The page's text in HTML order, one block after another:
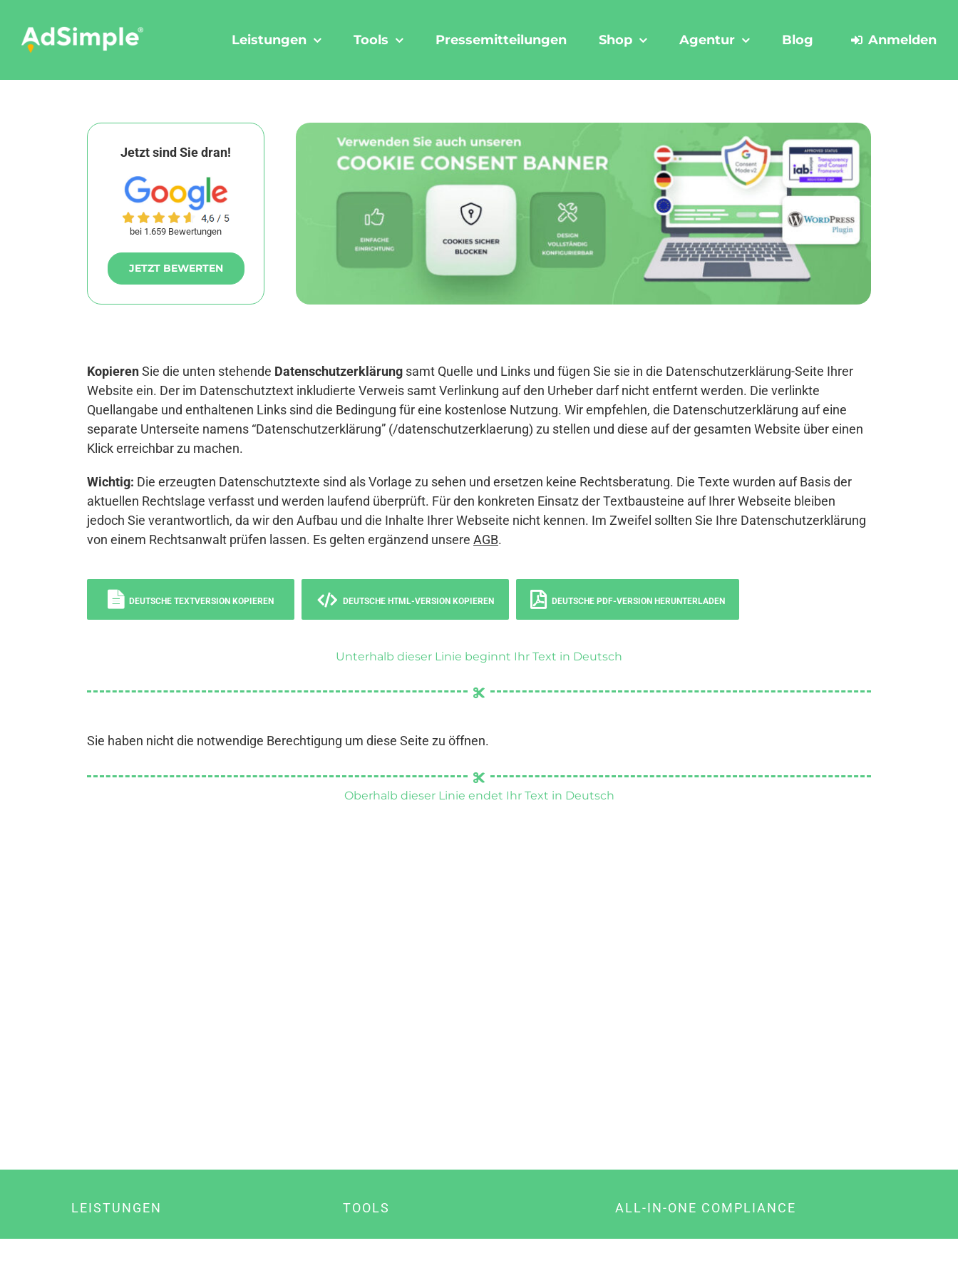
content
Leistungen Tools Pressemitteilungen Shop Agentur Blog Anmelden
Jetzt sind Sie dran!
bei 1.659 Bewertungen
JETZT BEWERTEN
KopierenSie die unten stehende Datenschutzerklärung samt Quelle und Links und fügen Sie sie in die Datenschutzerklärung-Seite Ihrer
Website ein. Der im Datenschutztext inkludierte Verweis samt Verlinkung auf den Urheber darf nicht entfernt werden. Die verlinkte
Quellangabe und enthaltenen Links sind die Bedingung für eine kostenlose Nutzung. Wir empfehlen, die Datenschutzerklärung auf eine
separate Unterseite namens “Datenschutzerklärung” (/datenschutzerklaerung) zu stellen und diese auf der gesamten Website über einen
Klick erreichbar zu machen.
Wichtig: Die erzeugten Datenschutztexte sind als Vorlage zu sehen und ersetzen keine Rechtsberatung. Die Texte wurden auf Basis der
aktuellen Rechtslage verfasst und werden laufend überprüft. Für den konkreten Einsatz der Textbausteine auf Ihrer Webseite bleiben
jedoch Sie verantwortlich, da wir den Aufbau und die Inhalte Ihrer Webseite nicht kennen. Im Zweifel sollten Sie Ihre Datenschutzerklärung
von einem Rechtsanwalt prüfen lassen. Es gelten ergänzend unsere AGB.
DEUTSCHE TEXTVERSION KOPIEREN DEUTSCHE HTML-VERSION KOPIEREN DEUTSCHE PDF-VERSION HERUNTERLADEN
Unterhalb dieser Linie beginnt Ihr Text in Deutsch
Sie haben nicht die notwendige Berechtigung um diese Seite zu öffnen.
Oberhalb dieser Linie endet Ihr Text in Deutsch
LEISTUNGEN TOOLS ALL-IN-ONE COMPLIANCE